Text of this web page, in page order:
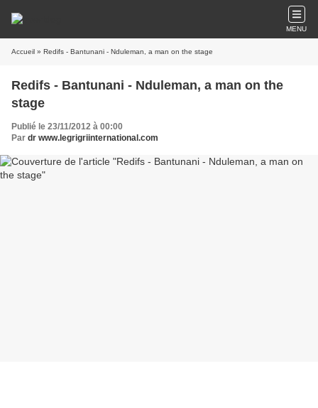
MENU
Accueil » Redifs - Bantunani - Nduleman, a man on the stage
Redifs - Bantunani - Nduleman, a man on the
stage
Publié le 23/11/2012 à 00:00
Par dr www.legrigriinternational.com